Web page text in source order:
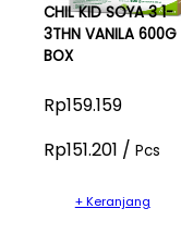
CHIL KID SOYA 3 1-
3THN VANILA 600G
BOX
Rp159.159
Rp151.201 / Pcs
+ Keranjang